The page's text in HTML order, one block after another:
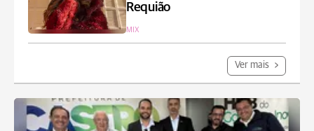
Requião
MIX
Ver mais